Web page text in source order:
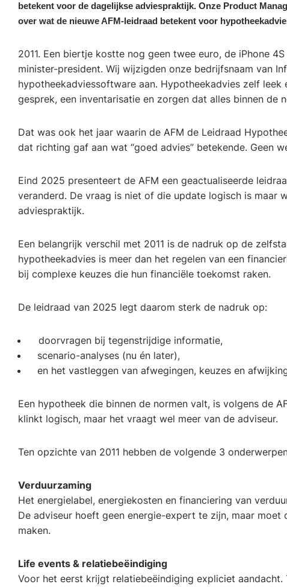
betekent voor de dagelijkse adviespraktijk. Onze Product
over wat de nieuwe AFM-leidraad betekent voor
2011. Een biertje kostte nog geen twee euro, de iPhone
minister-president. Wij wijzigden onze bedrijfsnaam van
hypotheekadviessoftware aan. Hypotheekadvies zelf
gesprek, een inventarisatie en zorgen dat alles binnen de
Dat was ook het jaar waarin de AFM de Leidraad
dat richting gaf aan wat “goed advies” betekende. Geen
Eind 2025 presenteert de AFM een geactualiseerde
veranderd. De vraag is niet of die update logisch is maar
adviespraktijk.
Een belangrijk verschil met 2011 is de nadruk op de
hypotheekadvies is meer dan het regelen van een
bij complexe keuzes die hun financiële toekomst raken.
De leidraad van 2025 legt daarom sterk de nadruk op:
doorvragen bij tegenstrijdige informatie,
scenario-analyses (nu én later),
en het vastleggen van afwegingen, keuzes en
Een hypotheek die binnen de normen valt, is volgens de
klinkt logisch, maar het vraagt wel meer van de adviseur.
Ten opzichte van 2011 hebben de volgende 3
Verduurzaming
Het energielabel, energiekosten en financiering van
De adviseur hoeft geen energie-expert te zijn, maar
maken.
Life events & relatiebeëindiging
Voor het eerst krijgt relatiebeëindiging expliciet